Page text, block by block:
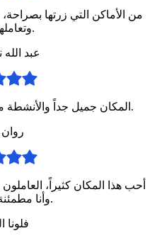
من الأماكن التي زرتها
وتعاملهم ممتاز.
عبد
المكان جميل جداً والأنشطة متنوعة، أطفالي مبسوطين جداً.
أحب هذا المكان كثيراً،
وأنا مطمئنة على طفلي.
فلونا